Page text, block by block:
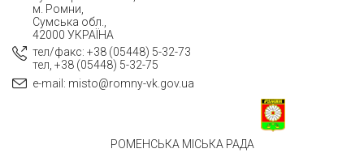
РОМЕНСЬКА МІСЬКА РАДА
м. Ромни,
Сумська обл.,
42000 УКРАЇНА
тел/факс: +38 (05448) 5-32-73
тел, +38 (05448) 5-32-75
e-mail: misto@romny-vk.gov.ua